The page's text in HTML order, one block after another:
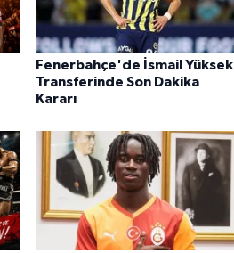
Fenerbahçe'de İsmail Yüksek
Transferinde Son Dakika
Kararı